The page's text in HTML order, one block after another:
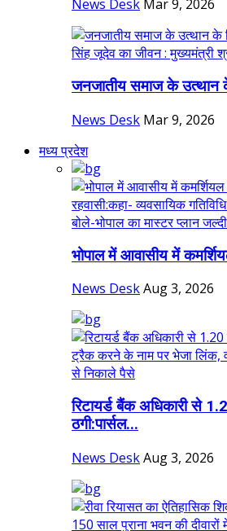
News Desk Mar 9, 2026
जनजातीय समाज के उत्थान
News Desk Mar 9, 2026
मध्य प्रदेश
भोपाल में आवासीय में
News DeskAug 3, 2026
रिटायर्ड बैंक अधिकारी से
ठगी:पार्सल...
News DeskAug 3, 2026